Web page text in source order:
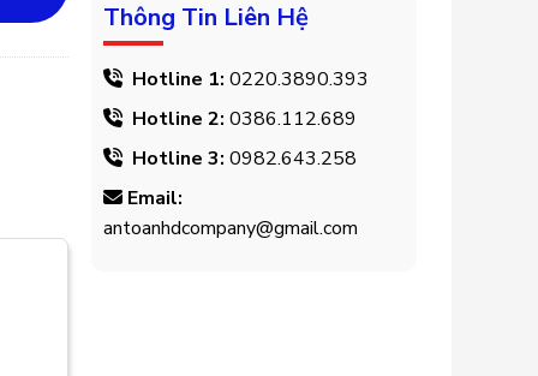
Thông Tin Liên Hệ
Hotline 1: 0220.3890.393
Hotline 2: 0386.112.689
Hotline 3: 0982.643.258
Email:
antoanhdcompany@gmail.com